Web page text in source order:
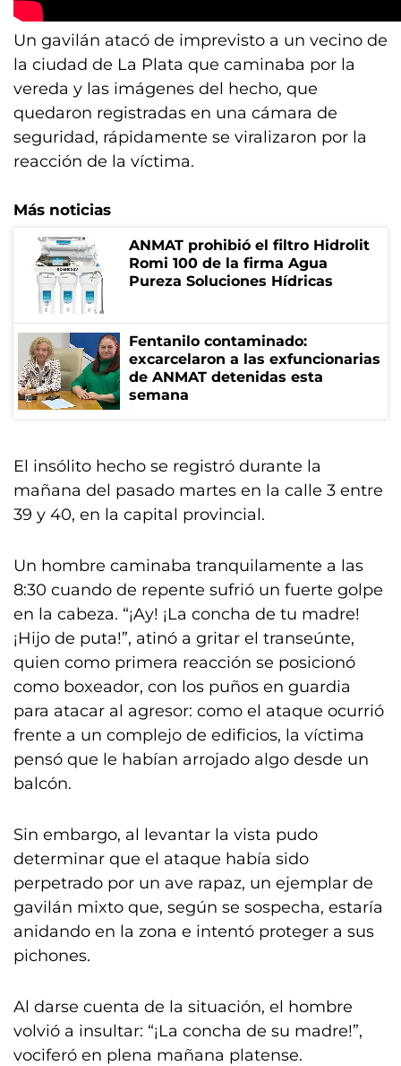
Un gavilán atacó de imprevisto a un vecino de
la ciudad de La Plata que caminaba por la
vereda y las imágenes del hecho, que
quedaron registradas en una cámara de
seguridad, rápidamente se viralizaron por la
reacción de la víctima.
Más noticias
ANMAT prohibió el filtro Hidrolit
Romi 100 de la firma Agua
Pureza Soluciones Hídricas
Fentanilo contaminado:
excarcelaron a las exfuncionarias
de ANMAT detenidas esta
semana
El insólito hecho se registró durante la
mañana del pasado martes en la calle 3 entre
39 y 40, en la capital provincial.
Un hombre caminaba tranquilamente a las
8:30 cuando de repente sufrió un fuerte golpe
en la cabeza. “¡Ay! ¡La concha de tu madre!
¡Hijo de puta!”, atinó a gritar el transeúnte,
quien como primera reacción se posicionó
como boxeador, con los puños en guardia
para atacar al agresor: como el ataque ocurrió
frente a un complejo de edificios, la víctima
pensó que le habían arrojado algo desde un
balcón.
Sin embargo, al levantar la vista pudo
determinar que el ataque había sido
perpetrado por un ave rapaz, un ejemplar de
gavilán mixto que, según se sospecha, estaría
anidando en la zona e intentó proteger a sus
pichones.
Al darse cuenta de la situación, el hombre
volvió a insultar: “¡La concha de su madre!”,
vociferó en plena mañana platense.